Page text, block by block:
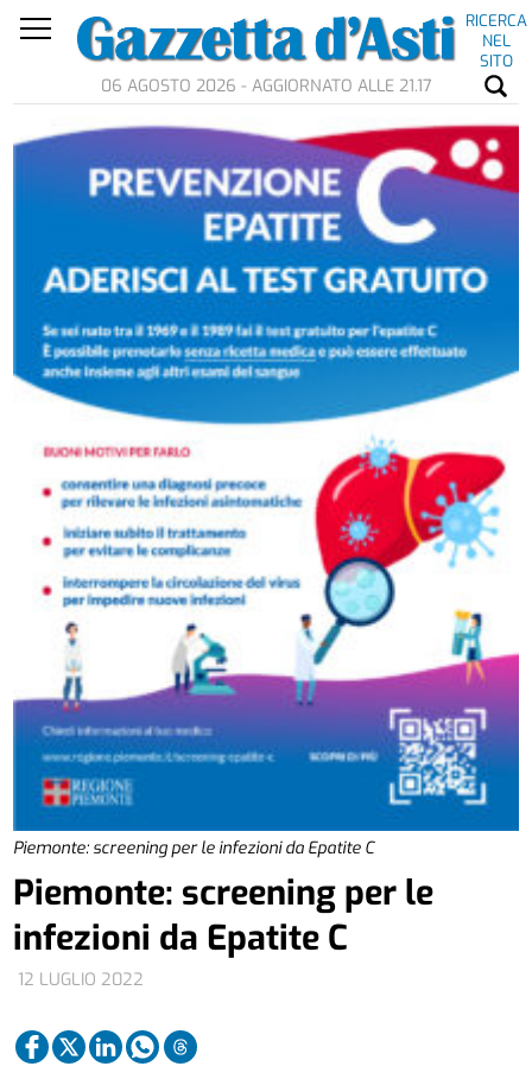
RICERCA
NEL
SITO
06 AGOSTO 2026 - AGGIORNATO ALLE 21.17
Piemonte: screening per le infezioni da Epatite C
12 LUGLIO 2022
Piemonte: screening per le
infezioni da Epatite C